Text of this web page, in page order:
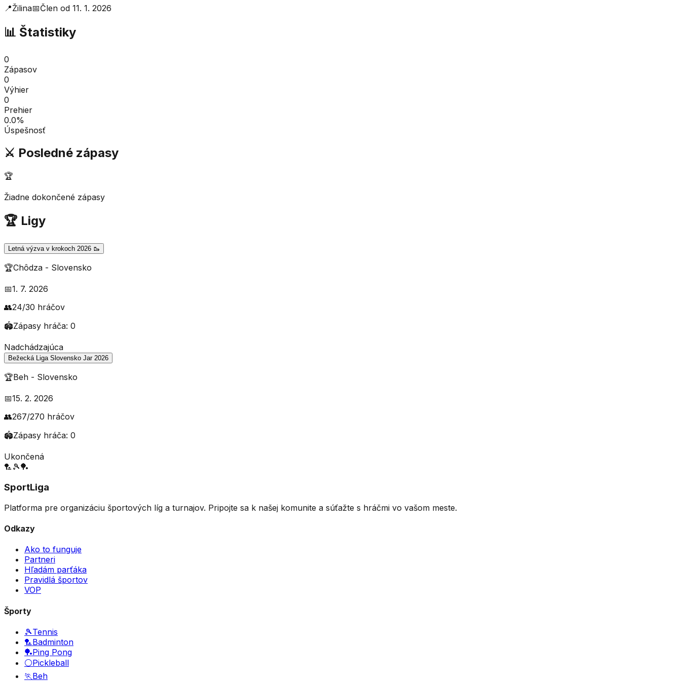
📍Žilina📅Člen od 11. 1. 2026
📊 Štatistiky
0
Zápasov
0
Výhier
0
Prehier
0.0%
Úspešnosť
⚔️ Posledné zápasy
🏆
Žiadne dokončené zápasy
🏆 Ligy
Letná výzva v krokoch 2026 🥾
🏆Chôdza - Slovensko
📅1. 7. 2026
👥24/30 hráčov
🏟️Zápasy hráča: 0
Nadchádzajúca
Bežecká Liga Slovensko Jar 2026
🏆Beh - Slovensko
📅15. 2. 2026
👥267/270 hráčov
🏟️Zápasy hráča: 0
Ukončená
🏸 🎾🏓
SportLiga
Platforma pre organizáciu športových líg a turnajov. Pripojte sa k našej komunite a súťažte s hráčmi vo vašom meste.
Odkazy
Ako to funguje
Partneri
Hľadám parťáka
Pravidlá športov
VOP
Športy
🎾Tennis
🏸Badminton
🏓Ping Pong
⚪Pickleball
🏃 Beh